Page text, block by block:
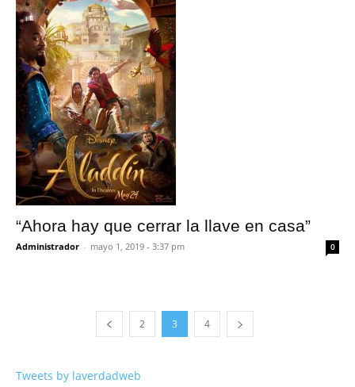
“Ahora hay que cerrar la llave en casa”
Administrador - mayo 1, 2019 - 3:37 pm 0
2 3 4
Tweets by laverdadweb